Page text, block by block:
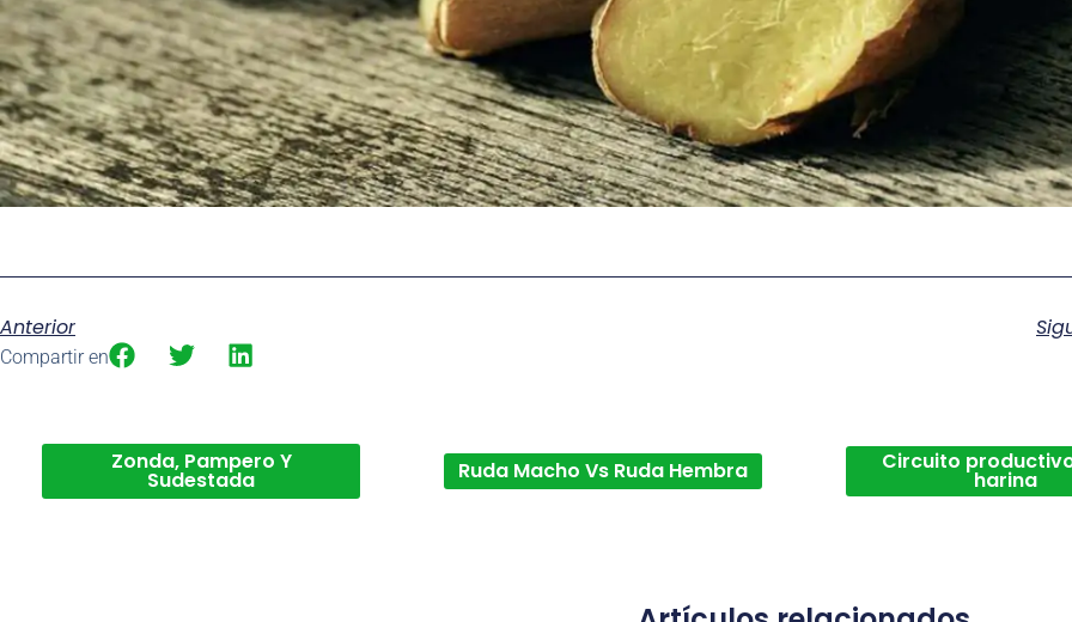
Anterior
Compartir en
Zonda, Pampero Y
Sudestada Ruda Macho Vs Ruda Hembra Circuito
harina